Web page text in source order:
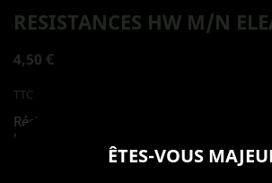
RESISTANCES HW M/N
4,50 €
TTC
Résistances pour clearomiseur ELLO
la marque ELEAF
ÊTES-VOUS